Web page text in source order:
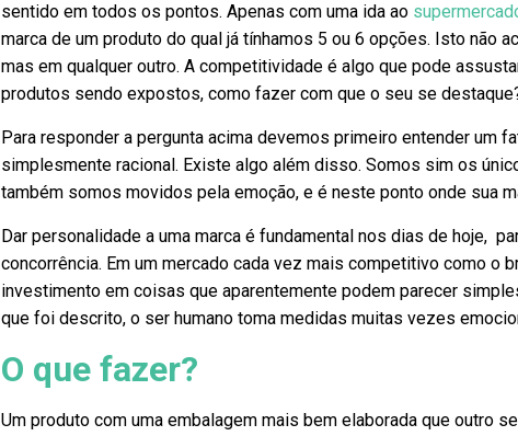
sentido em todos os pontos. Apenas com uma ida ao
marca de um produto do qual já tínhamos 5 ou 6 opções. Isto não
mas em qualquer outro. A competitividade é algo que pode
produtos sendo expostos, como fazer com que o seu se
Para responder a pergunta acima devemos primeiro entender um
simplesmente racional. Existe algo além disso. Somos sim os
também somos movidos pela emoção, e é neste ponto onde sua
Dar personalidade a uma marca é fundamental nos dias de hoje,
concorrência. Em um mercado cada vez mais competitivo como o
investimento em coisas que aparentemente podem parecer
que foi descrito, o ser humano toma medidas muitas vezes
O que fazer?
Um produto com uma embalagem mais bem elaborada que outro